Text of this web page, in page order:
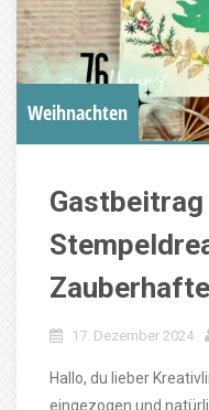
Weihnachten
Gastbeitrag
17. Dezember 2024
Hallo, du lieber
eingezogen und